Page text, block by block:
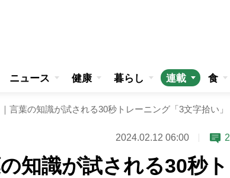
ニュース 健康 暮らし 連載 食
言葉の知識が試される30秒トレーニング「3文字拾い」
2024.02.12 06:00 2
知識が試される30秒ト